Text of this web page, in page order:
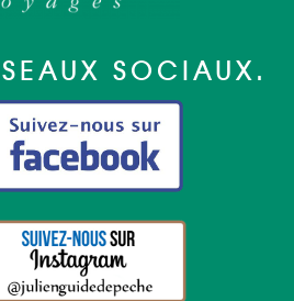
SOCIAUX.